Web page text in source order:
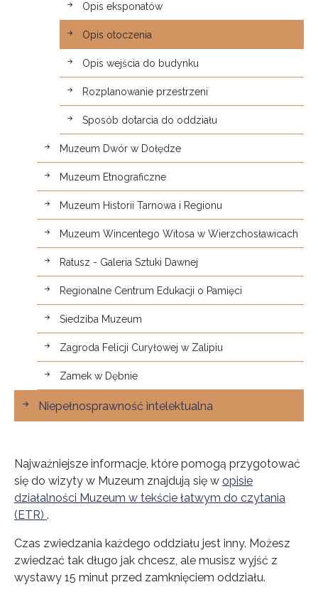
Opis eksponatów
Opis otoczenia
Opis wejścia do budynku
Rozplanowanie przestrzeni
Sposób dotarcia do oddziału
Muzeum Dwór w Dołędze
Muzeum Etnograficzne
Muzeum Historii Tarnowa i Regionu
Muzeum Wincentego Witosa w Wierzchosławicach
Ratusz - Galeria Sztuki Dawnej
Regionalne Centrum Edukacji o Pamięci
Siedziba Muzeum
Zagroda Felicji Curyłowej w Zalipiu
Zamek w Dębnie
Niepełnosprawność intelektualna
Najważniejsze informacje, które pomogą przygotować
się do wizyty w Muzeum znajdują się w opisie
działalności Muzeum w tekście łatwym do czytania
(ETR) .
Czas zwiedzania każdego oddziału jest inny. Możesz
zwiedzać tak długo jak chcesz, ale musisz wyjść z
wystawy 15 minut przed zamknięciem oddziału.